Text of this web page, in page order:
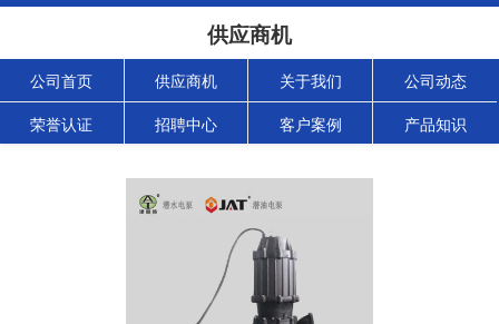
供应商机
公司首页 供应商机 关于我们 公司动态
荣誉认证 招聘中心 客户案例 产品知识